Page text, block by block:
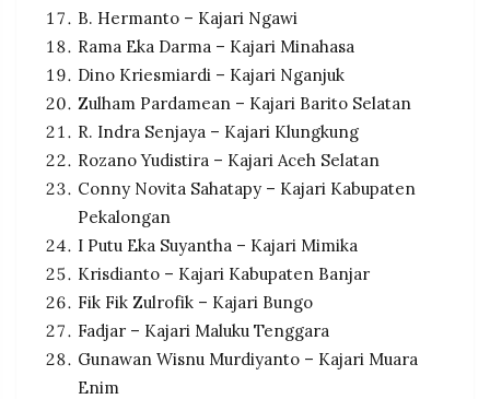
B. Hermanto – Kajari Ngawi
Rama Eka Darma – Kajari Minahasa
Dino Kriesmiardi – Kajari Nganjuk
Zulham Pardamean – Kajari Barito Selatan
R. Indra Senjaya – Kajari Klungkung
Rozano Yudistira – Kajari Aceh Selatan
Conny Novita Sahatapy – Kajari Kabupaten
Pekalongan
I Putu Eka Suyantha – Kajari Mimika
Krisdianto – Kajari Kabupaten Banjar
Fik Fik Zulrofik – Kajari Bungo
Fadjar – Kajari Maluku Tenggara
Gunawan Wisnu Murdiyanto – Kajari Muara
Enim